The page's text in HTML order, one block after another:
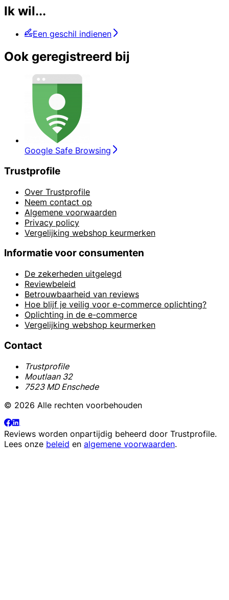
Ik wil...
Een geschil indienen
Ook geregistreerd bij
Google Safe Browsing
Trustprofile
Over Trustprofile
Neem contact op
Algemene voorwaarden
Privacy policy
Vergelijking webshop keurmerken
Informatie voor consumenten
De zekerheden uitgelegd
Reviewbeleid
Betrouwbaarheid van reviews
Hoe blijf je veilig voor e-commerce oplichting?
Oplichting in de e-commerce
Vergelijking webshop keurmerken
Contact
Trustprofile
Moutlaan 32
7523 MD Enschede
© 2026 Alle rechten voorbehouden
Reviews worden onpartijdig beheerd door Trustprofile.
Lees onze beleid en algemene voorwaarden.